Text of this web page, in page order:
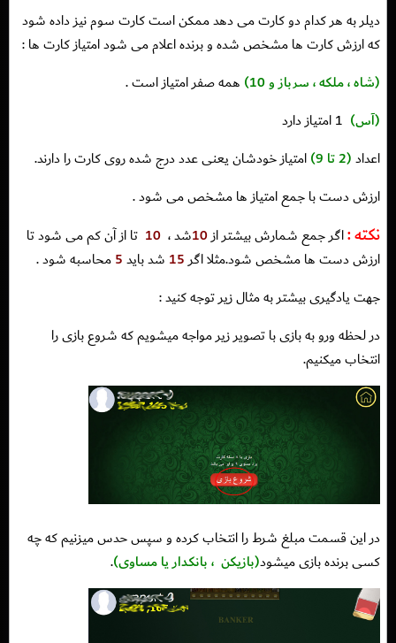
ديلر به هر كدام دو كارت مى دهد ممكن است كارت سوم نيز داده شود
كه ارزش كارت ها مشخص شده و برنده اعلام مى شود امتياز كارت ها :
(شاه ، ملكه ، سرباز و 10)
همه صفر امتياز است .
(آس) 1 امتياز دارد
اعداد(2 تا 9)
امتياز خودشان يعنى عدد درج شده روى كارت را دارند.
ارزش دست با جمع امتياز ها مشخص مى شود .
نکته :اگر جمع شمارش بيشتر از10 شد ، 10 تا از آن كم مى شود تا
ارزش دست ها مشخص شود.مثلا اگر15 شد باید5محاسبه شود .
جهت یادگیری بیشتر به مثال زیر توجه کنید :
در لحظه ورو به بازی با تصویر زیر مواجه میشویم که شروع بازی را
انتخاب میکنیم.
در این قسمت مبلغ شرط را انتخاب کرده و سپس حدس میزنیم که چه
کسی برنده بازی میشود(بازیکن ، بانکدار یا مساوی).